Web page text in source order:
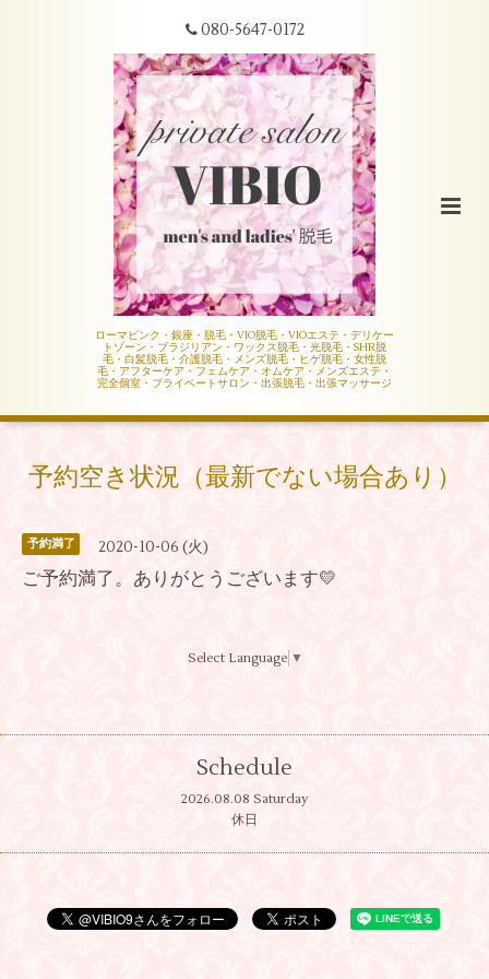
080-5647-0172
ローマピンク・銀座・脱毛・VIO脱毛・VIOエステ・デリケー
トゾーン・ブラジリアン・ワックス脱毛・光脱毛・SHR脱
毛・白髪脱毛・介護脱毛・メンズ脱毛・ヒゲ脱毛・女性脱
毛・アフターケア・フェムケア・オムケア・メンズエステ・
完全個室・プライベートサロン・出張脱毛・出張マッサージ
予約空き状況（最新でない場合あり）
予約満了 2020-10-06 (火)
ご予約満了。ありがとうございます💛
Select Language ▼
Schedule
2026.08.08 Saturday
休日